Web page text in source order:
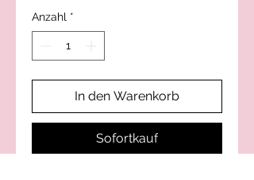
Anzahl *
In den Warenkorb
Sofortkauf